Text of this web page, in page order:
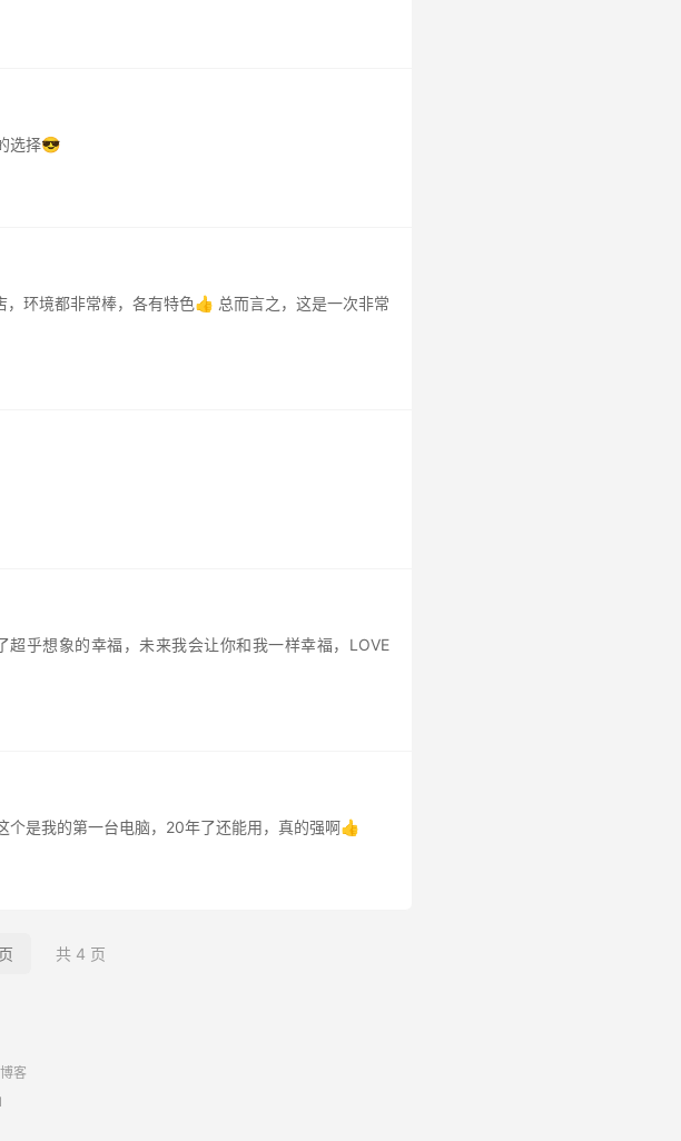
选择😎
环境都非常棒，各有特色👍 总而言之，这是一次非常
乎想象的幸福，未来我会让你和我一样幸福，LOVE
是我的第一台电脑，20年了还能用，真的强啊👍
共 4 页
客